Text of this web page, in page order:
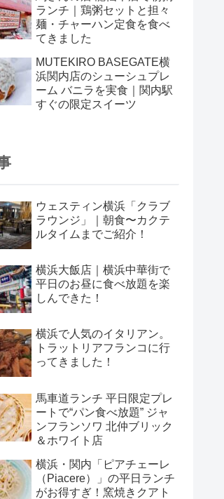
ランチ｜鶏粥セットと担々
麺・チャーハン定食を食べ
てきました
MUTEKIRO BASEGATE横
浜関内店のシューシュプレ
ーム バニラを実食｜関内駅
すぐの限定スイーツ
ウェスティン横浜「クラブ
ラウンジ」｜朝食〜カクテ
ルタイムまでご紹介！
横浜大飯店｜横浜中華街で
平日のお昼に食べ放題を楽
しんできた！
横浜で人気のイタリアン。
トラットリアフランコに行
ってきました！
馬車道ランチ 平日限定プレ
ートで“パン食べ放題” ジャ
ンフランソワ 北仲ブリック
＆ホワイト店
横浜・関内「ピアチェーレ
（Piacere）」の平日ランチ
がお得すぎ！窯焼きクアト